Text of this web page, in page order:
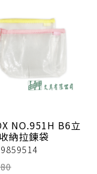
NO.951H B6立
納拉鍊袋
80